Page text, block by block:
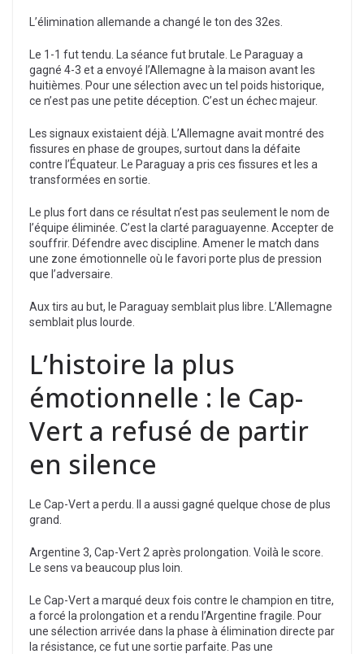
L’élimination allemande a changé le ton des 32es.
Le 1-1 fut tendu. La séance fut brutale. Le Paraguay a
gagné 4-3 et a envoyé l’Allemagne à la maison avant les
huitièmes. Pour une sélection avec un tel poids historique,
ce n’est pas une petite déception. C’est un échec majeur.
Les signaux existaient déjà. L’Allemagne avait montré des
fissures en phase de groupes, surtout dans la défaite
contre l’Équateur. Le Paraguay a pris ces fissures et les a
transformées en sortie.
Le plus fort dans ce résultat n’est pas seulement le nom de
l’équipe éliminée. C’est la clarté paraguayenne. Accepter de
souffrir. Défendre avec discipline. Amener le match dans
une zone émotionnelle où le favori porte plus de pression
que l’adversaire.
Aux tirs au but, le Paraguay semblait plus libre. L’Allemagne
semblait plus lourde.
L’histoire la plus
émotionnelle : le Cap-
Vert a refusé de partir
en silence
Le Cap-Vert a perdu. Il a aussi gagné quelque chose de plus
grand.
Argentine 3, Cap-Vert 2 après prolongation. Voilà le score.
Le sens va beaucoup plus loin.
Le Cap-Vert a marqué deux fois contre le champion en titre,
a forcé la prolongation et a rendu l’Argentine fragile. Pour
une sélection arrivée dans la phase à élimination directe par
la résistance, ce fut une sortie parfaite. Pas une